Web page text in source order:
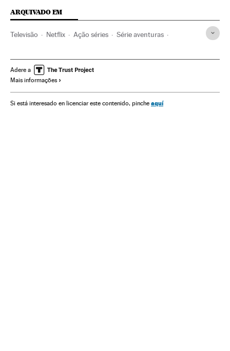
ARQUIVADO EM
Televisão Netflix Ação séries Série aventuras
Adere a
Mais informações
Si está interesado en licenciar este contenido, pinche aquí